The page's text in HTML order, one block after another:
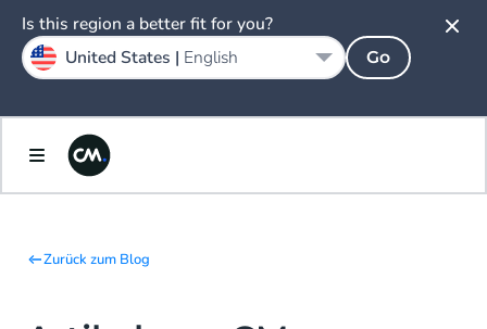
Zurück zum Blog
Is this region a better fit for you?
United States | English Go